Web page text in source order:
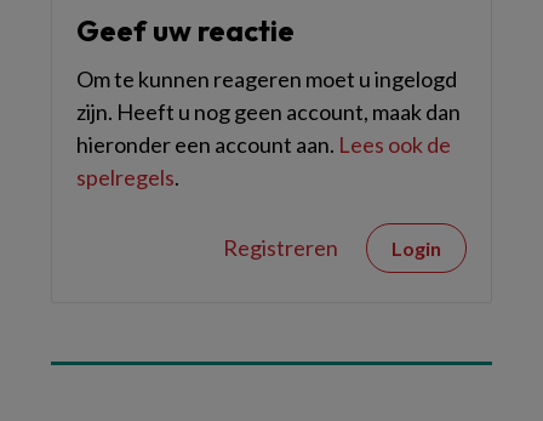
Geef uw reactie
Om te kunnen reageren moet u ingelogd
zijn. Heeft u nog geen account, maak dan
hieronder een account aan. Lees ook de
spelregels.
Registreren Login